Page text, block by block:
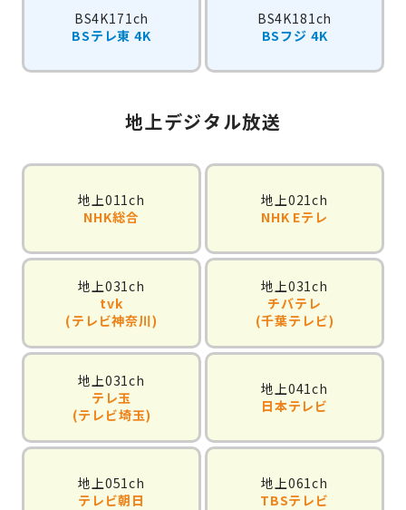
BS4K171ch
BSテレ東 4K
BS4K181ch
BSフジ 4K
地上デジタル放送
地上011ch
NHK総合
地上021ch
NHK Eテレ
地上031ch
tvk
(テレビ神奈川)
地上031ch
チバテレ
(千葉テレビ)
地上031ch
テレ玉
(テレビ埼玉)
地上041ch
日本テレビ
地上051ch
テレビ朝日
地上061ch
TBSテレビ